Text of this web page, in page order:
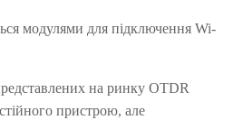
модулями для підключення Wi-
на ринку OTDR
пристрою, але